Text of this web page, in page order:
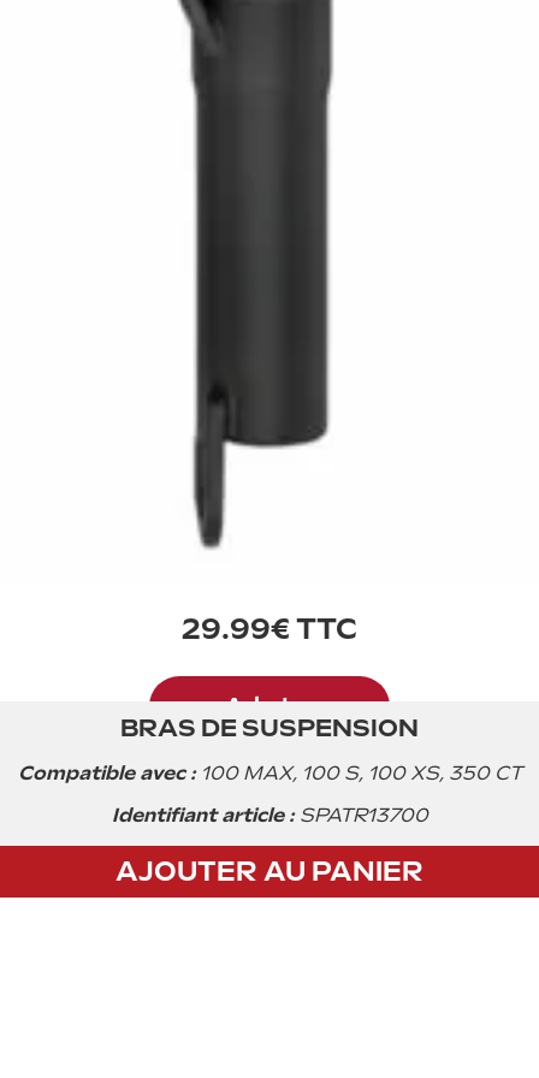
BRAS DE SUSPENSION
Compatible avec :100 MAX, 100 S, 100 XS, 350 CT
Identifiant article :SPATR13700
AJOUTER AU PANIER
29.99€ TTC
Acheter